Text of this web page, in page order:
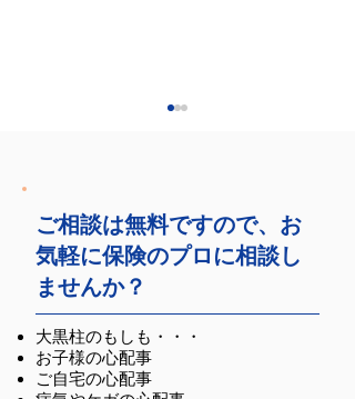
弊社主催セミナーのお
知らせ
ご相談は無料ですので、お
気軽に保険のプロに相談し
ませんか？
大黒柱のもしも・・・
お子様の心配事
ご自宅の心配事